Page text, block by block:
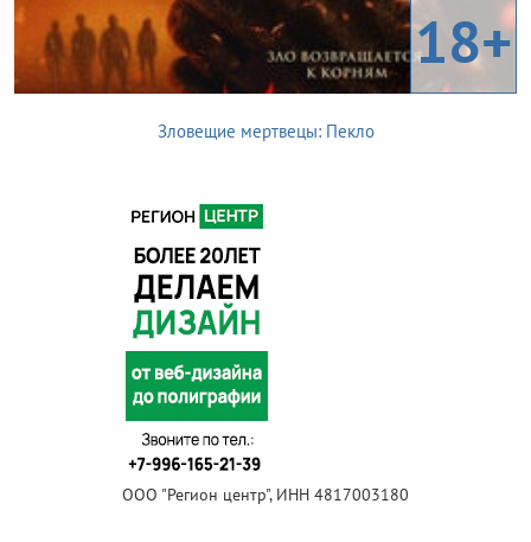
18+
Зловещие мертвецы: Пекло
ООО "Регион центр", ИНН 4817003180